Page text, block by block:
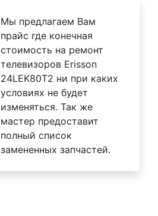
Мы предлагаем Вам
прайс где конечная
стоимость на ремонт
телевизоров Erisson
24LEK80T2 ни при каких
условиях не будет
изменяться. Так же
мастер предоставит
полный список
замененных запчастей.